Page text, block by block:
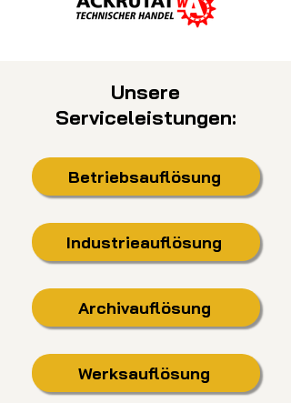
Unsere
Serviceleistungen:
Betriebsauflösung
Industrieauflösung
Archivauflösung
Werksauflösung